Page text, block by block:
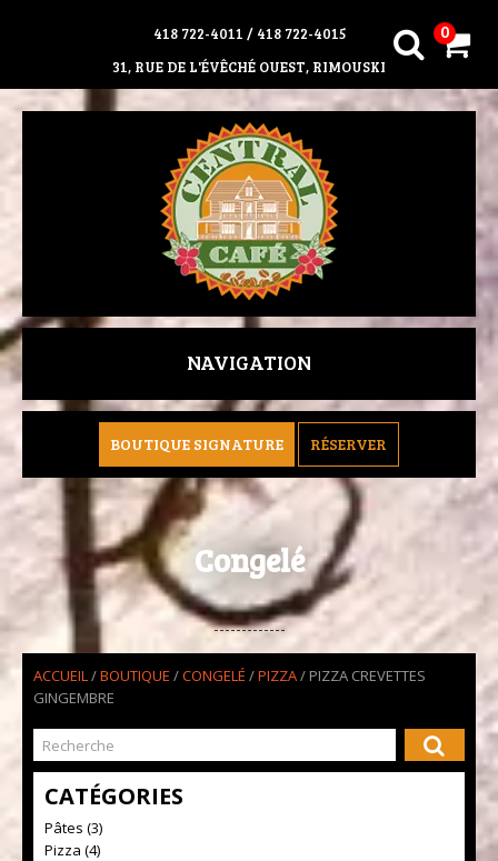
418 722-4011 / 418 722-4015
31, RUE DE L'ÉVÊCHÉ OUEST, RIMOUSKI
0
NAVIGATION
BOUTIQUE SIGNATURE RÉSERVER
Congelé
ACCUEIL/BOUTIQUE /CONGELÉ /PIZZA/ PIZZA CREVETTES
GINGEMBRE
CATÉGORIES
Pâtes (3)
Pizza (4)